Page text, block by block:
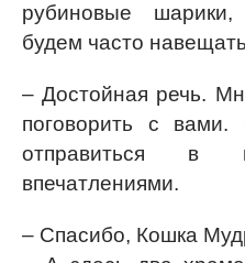
рубиновые
будем часто
– Достойная речь.
поговорить с
отправиться
впечатлениями.
– Спасибо, Кошка